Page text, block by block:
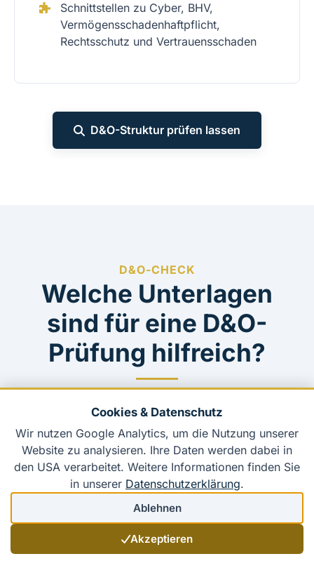
Schnittstellen zu Cyber, BHV,
Vermögensschadenhaftpflicht,
Rechtsschutz und Vertrauensschaden
D&O-Struktur prüfen lassen
D&O-CHECK
Welche Unterlagen
sind für eine D&O-
Prüfung hilfreich?
Struktur & Organe
Handelsregisterdaten und
Gesellschaftsstruktur
Satzung oder Gesellschaftsvertrag,
Cookies & Datenschutz
Wir nutzen Google Analytics, um die Nutzung unserer
Website zu analysieren. Ihre Daten werden dabei in
den USA verarbeitet. Weitere Informationen finden Sie
in unserer Datenschutzerklärung.
Ablehnen
Akzeptieren